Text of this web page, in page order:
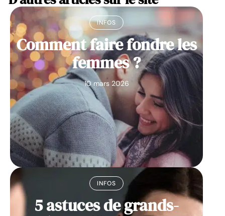
INFOS
Comment faire fondre les
femmes ?
10 mars 2026
INFOS
5 astuces de grands-